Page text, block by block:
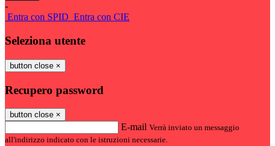
-
Entra con SPID Entra con CIE
Seleziona utente
button close ×
Recupero password
button close ×
E-mail Verrà inviato un messaggio
all'indirizzo indicato con le istruzioni necessarie.